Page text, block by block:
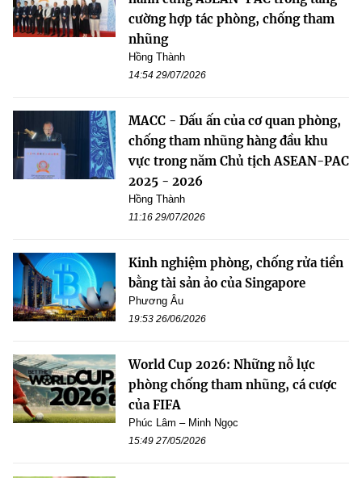
cường hợp tác phòng, chống tham
nhũng
Hồng Thành
14:54 29/07/2026
MACC - Dấu ấn của cơ quan phòng,
chống tham nhũng hàng đầu khu
vực trong năm Chủ tịch ASEAN-PAC
2025 - 2026
Hồng Thành
11:16 29/07/2026
Kinh nghiệm phòng, chống rửa tiền
bằng tài sản ảo của Singapore
Phương Âu
19:53 26/06/2026
World Cup 2026: Những nỗ lực
phòng chống tham nhũng, cá cược
của FIFA
Phúc Lâm – Minh Ngọc
15:49 27/05/2026